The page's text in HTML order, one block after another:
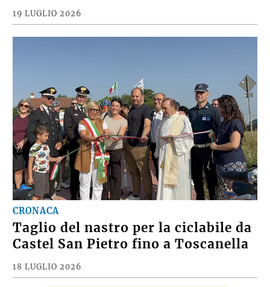
19 LUGLIO 2026
CRONACA
Taglio del nastro per la ciclabile da
Castel San Pietro fino a Toscanella
18 LUGLIO 2026